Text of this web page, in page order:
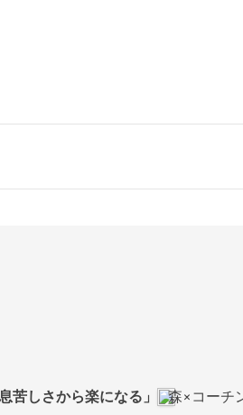
苦しさから楽になる」 森×コーチ